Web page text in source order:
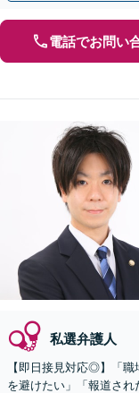
電話でお問い
私選弁護人
【即日接見対応◎】「
を避けたい」「報道さ